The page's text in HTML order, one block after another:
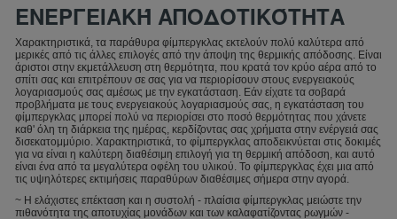
ΕΝΕΡΓΕΙΑΚΉ ΑΠΟΔΟΤΙΚΌΤΗΤΑ
Χαρακτηριστικά, τα παράθυρα φίμπεργκλας εκτελούν πολύ καλύτερα από
μερικές από τις άλλες επιλογές από την άποψη της θερμικής απόδοσης. Είναι
άριστοι στην εκμετάλλευση στη θερμότητα, που κρατά τον κρύο αέρα από το
σπίτι σας και επιτρέπουν σε σας για να περιορίσουν στους ενεργειακούς
λογαριασμούς σας αμέσως με την εγκατάσταση. Εάν είχατε τα σοβαρά
προβλήματα με τους ενεργειακούς λογαριασμούς σας, η εγκατάσταση του
φίμπεργκλας μπορεί πολύ να περιορίσει στο ποσό θερμότητας που χάνετε
καθ' όλη τη διάρκεια της ημέρας, κερδίζοντας σας χρήματα στην ενέργειά σας
δισεκατομμύριο. Χαρακτηριστικά, το φίμπεργκλας αποδεικνύεται στις δοκιμές
για να είναι η καλύτερη διαθέσιμη επιλογή για τη θερμική απόδοση, και αυτό
είναι ένα από τα μεγαλύτερα οφέλη του υλικού. Το φίμπεργκλας έχει μια από
τις υψηλότερες εκτιμήσεις παραθύρων διαθέσιμες σήμερα στην αγορά.
~ Η ελάχιστες επέκταση και η συστολή - πλαίσια φίμπεργκλας μειώστε την
πιθανότητα της αποτυχίας μονάδων και των καλαφατίζοντας ρωγμών -